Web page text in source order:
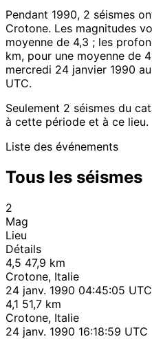
Pendant 1990, 2 séismes
Crotone. Les magnitudes
moyenne de 4,3 ; les
km, pour une moyenne de
mercredi 24 janvier 1990
UTC.
Seulement 2 séismes du
à cette période et à ce lieu.
Liste des événements
Tous les séismes
2
Mag
Lieu
Détails
4,5 47,9 km
Crotone, Italie
24 janv. 1990 04:45:05 UTC
4,1 51,7 km
Crotone, Italie
24 janv. 1990 16:18:59 UTC